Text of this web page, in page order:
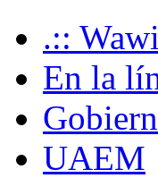
.::
En la
UAEM